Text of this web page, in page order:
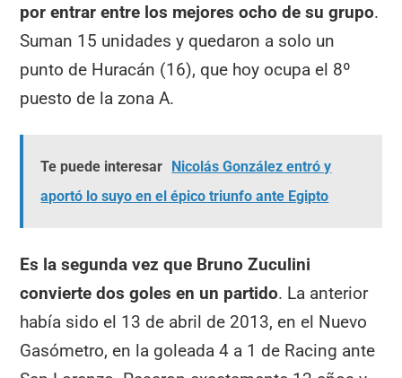
por entrar entre los mejores ocho de su grupo.
Suman 15 unidades y quedaron a solo un
punto de Huracán (16), que hoy ocupa el 8º
puesto de la zona A.
Te puede interesar
Nicolás González entró y
aportó lo suyo en el épico triunfo ante Egipto
Es la segunda vez que Bruno Zuculini
convierte dos goles en un partido. La anterior
había sido el 13 de abril de 2013, en el Nuevo
Gasómetro, en la goleada 4 a 1 de Racing ante